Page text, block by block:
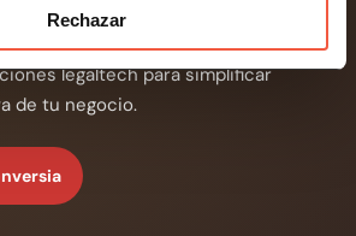
Rechazar
protección de datos y
pymes y autónomos.
legaltech para simplificar
de tu negocio.